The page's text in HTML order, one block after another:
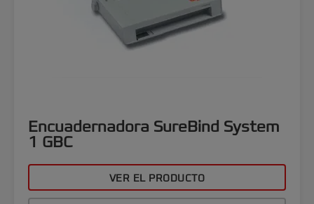
Encuadernadora SureBind System
1 GBC
VER EL PRODUCTO